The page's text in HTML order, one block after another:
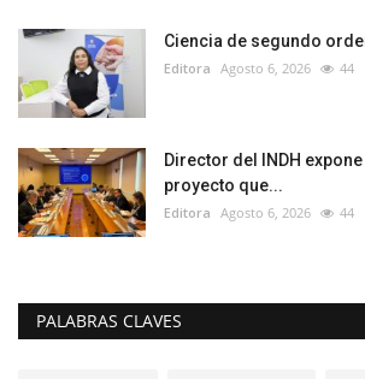
Ciencia de segundo
Editora Agosto 6, 2026 44
Director del INDH
proyecto que...
Editora Agosto 6, 2026 44
PALABRAS CLAVES